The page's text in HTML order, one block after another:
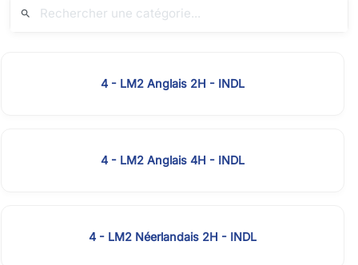
search
4 - LM2 Anglais 2H - INDL
4 - LM2 Anglais 4H - INDL
4 - LM2 Néerlandais 2H - INDL